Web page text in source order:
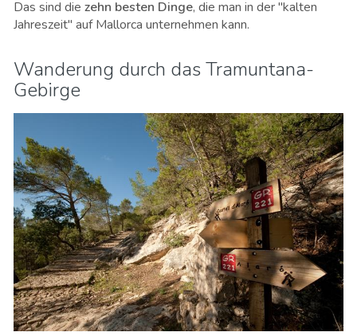
Das sind die zehn besten Dinge, die man in der "kalten
Jahreszeit" auf Mallorca unternehmen kann.
Wanderung durch das Tramuntana-
Gebirge